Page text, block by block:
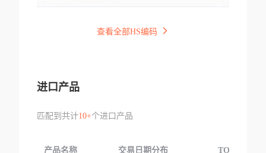
查看全部HS编码
进口产品
匹配到共计10+个进口产品
产品名称 交易日期分布 TOP3交易国